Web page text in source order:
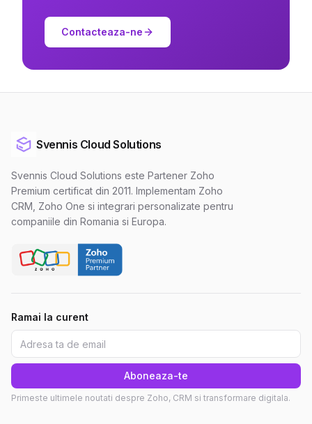
Contacteaza-ne
Svennis Cloud Solutions
Svennis Cloud Solutions este Partener Zoho
Premium certificat din 2011. Implementam Zoho
CRM, Zoho One si integrari personalizate pentru
companiile din Romania si Europa.
Ramai la curent
Aboneaza-te
Primeste ultimele noutati despre Zoho, CRM si transformare digitala.